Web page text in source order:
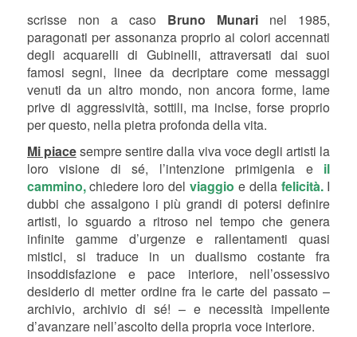
scrisse non a caso Bruno Munari nel 1985,
paragonati per assonanza proprio ai colori accennati
degli acquarelli di Gubinelli, attraversati dai suoi
famosi segni, linee da decriptare come messaggi
venuti da un altro mondo, non ancora forme, lame
prive di aggressività, sottili, ma incise, forse proprio
per questo, nella pietra profonda della vita.
Mi piacesempre sentire dalla viva voce degli artisti la
loro visione di sé, l’intenzione primigenia e il
cammino,chiedere loro del viaggio e della felicità. I
dubbi che assalgono i più grandi di potersi definire
artisti, lo sguardo a ritroso nel tempo che genera
infinite gamme d’urgenze e rallentamenti quasi
mistici, si traduce in un dualismo costante fra
insoddisfazione e pace interiore, nell’ossessivo
desiderio di metter ordine fra le carte del passato –
archivio, archivio di sé! – e necessità impellente
d’avanzare nell’ascolto della propria voce interiore.